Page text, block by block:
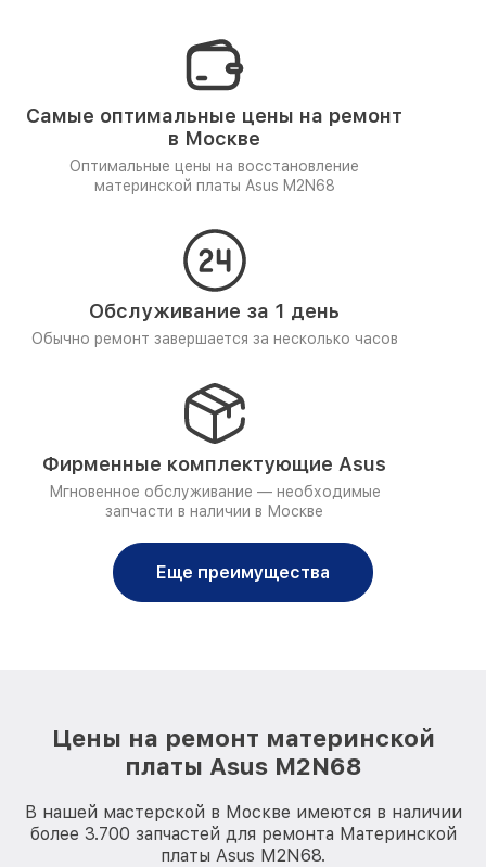
Самые оптимальные цены на ремонт
в Москве
Оптимальные цены на восстановление
материнской платы Asus M2N68
Обслуживание за 1 день
Обычно ремонт завершается за несколько часов
Фирменные комплектующие Asus
Мгновенное обслуживание — необходимые
запчасти в наличии в Москве
Еще преимущества
Цены на ремонт материнской
платы Asus M2N68
В нашей мастерской в Москве имеются в наличии
более 3.700 запчастей для ремонта Материнской
платы Asus M2N68.